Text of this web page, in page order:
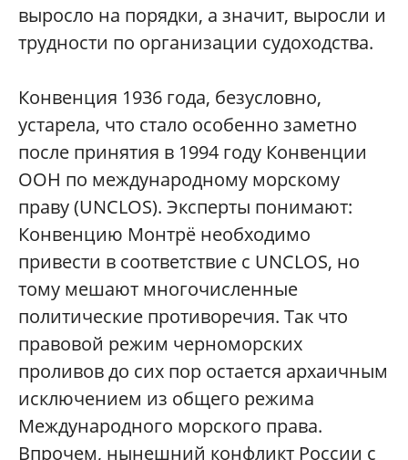
выросло на порядки, а значит, выросли и
трудности по организации судоходства.
Конвенция 1936 года, безусловно,
устарела, что стало особенно заметно
после принятия в 1994 году Конвенции
ООН по международному морскому
праву (UNCLOS). Эксперты понимают:
Конвенцию Монтрё необходимо
привести в соответствие с UNCLOS, но
тому мешают многочисленные
политические противоречия. Так что
правовой режим черноморских
проливов до сих пор остается архаичным
исключением из общего режима
Международного морского права.
Впрочем, нынешний конфликт России с